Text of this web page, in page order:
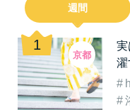
週間
実
濯
京都